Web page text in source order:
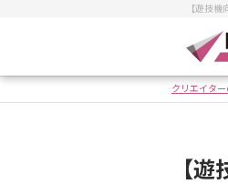
【遊技
クリエイタ
【